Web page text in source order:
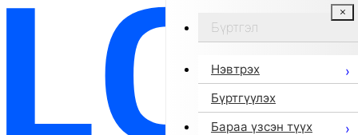
Бүртгэл
Нэвтрэх
Бүртгүүлэх
Бараа үзсэн түүх